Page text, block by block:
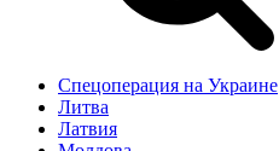
Спецоперация на Украине
Литва
Латвия